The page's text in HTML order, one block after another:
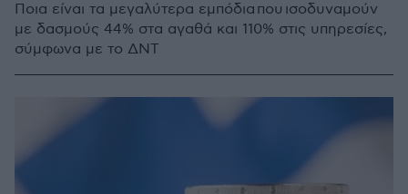
Ποια είναι τα μεγαλύτερα εμπόδια που ισοδυναμούν
με δασμούς 44% στα αγαθά και 110% στις υπηρεσίες,
σύμφωνα με το ΔΝΤ